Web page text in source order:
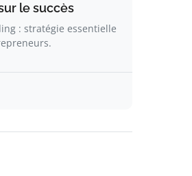
le succès
: stratégie essentielle